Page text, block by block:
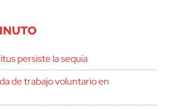
persiste la sequía
de trabajo voluntario en